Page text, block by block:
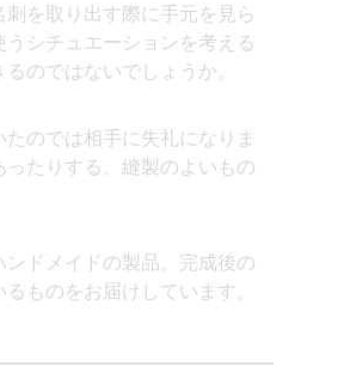
を取り出す際に手元を見ら
シチュエーションを考える
のではないでしょうか。
のでは相手に失礼になりま
たりする、縫製のよいもの
ドメイドの製品。完成後の
ものをお届けしています。